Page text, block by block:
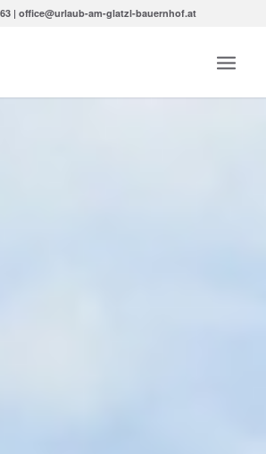
| office@urlaub-am-glatzl-bauernhof.at